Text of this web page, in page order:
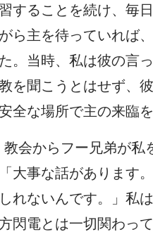
することを続け、毎
ら主を待っていれば
。当時、私は彼の言
を聞こうとはせず、
全な場所で主の来臨
会からフー兄弟が
大事な話があります
れないんです。」私
閃電とは一切関わっ